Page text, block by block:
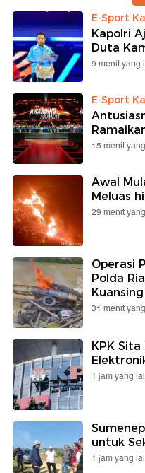
1
E-Sport
Kapolri
Duta
9 menit yang
E-Sport
15 menit
Awal
Meluas
29 menit
Operasi
Polda
Kuansing
31 menit
KPK
1 jam yang
untuk
1 jam yang